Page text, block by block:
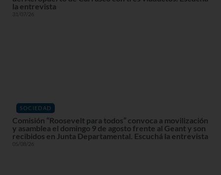
la entrevista
31/07/26
SOCIEDAD
Comisión “Roosevelt para todos” convoca a movilización
y asamblea el domingo 9 de agosto frente al Geant y son
recibidos en Junta Departamental. Escuchá la entrevista
05/08/26